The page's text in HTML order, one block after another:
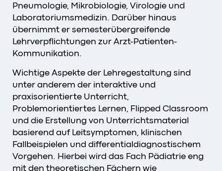
Pneumologie, Mikrobiologie, Virologie und
Laboratoriumsmedizin. Darüber hinaus
übernimmt er semesterübergreifende
Lehrverpflichtungen zur Arzt-Patienten-
Kommunikation.
Wichtige Aspekte der Lehregestaltung sind
unter anderem der interaktive und
praxisorientierte Unterricht,
Problemorientiertes Lernen, Flipped Classroom
und die Erstellung von Unterrichtsmaterial
basierend auf Leitsymptomen, klinischen
Fallbeispielen und differentialdiagnostischem
Vorgehen. Hierbei wird das Fach Pädiatrie eng
mit den theoretischen Fächern wie